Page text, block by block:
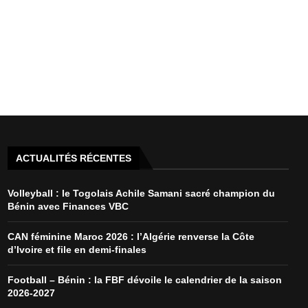
ACTUALITÉS RÉCENTES
Volleyball : le Togolais Achile Samani sacré champion du
Bénin avec Finances VBC
CAN féminine Maroc 2026 : l’Algérie renverse la Côte
d’Ivoire et file en demi-finales
Football – Bénin : la FBF dévoile le calendrier de la saison
2026-2027